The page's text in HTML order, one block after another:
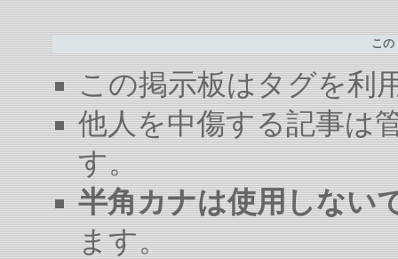
この
この掲示板はタグを利
他人を中傷する記事は
す。
半角カナは使用しない
ます。